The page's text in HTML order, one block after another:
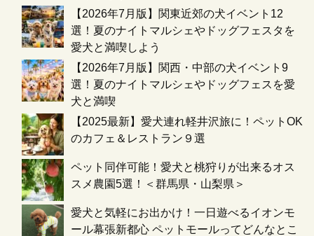
【2026年7月版】関東近郊の犬イベント12
選！夏のナイトマルシェやドッグフェスタを
愛犬と満喫しよう
【2026年7月版】関西・中部の犬イベント9
選！夏のナイトマルシェやドッグフェスを愛
犬と満喫
【2025最新】愛犬連れ軽井沢旅に！ペットOK
のカフェ＆レストラン９選
ペット同伴可能！愛犬と桃狩りが出来るオス
スメ農園5選！＜群馬県・山梨県＞
愛犬と気軽にお出かけ！一日遊べるイオンモ
ール幕張新都心 ペットモールってどんなとこ